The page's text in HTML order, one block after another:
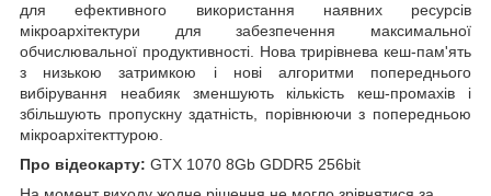
для ефективного використання наявних ресурсів
мікроархітектури для забезпечення максимальної
обчислювальної продуктивності. Нова трирівнева кеш-пам'ять
з низькою затримкою і нові алгоритми попереднього
вибірування неабияк зменшують кількість кеш-промахів і
збільшують пропускну здатність, порівнюючи з попередньою
мікроархітекттурою.
Про відеокарту: GTX 1070 8Gb GDDR5 256bit